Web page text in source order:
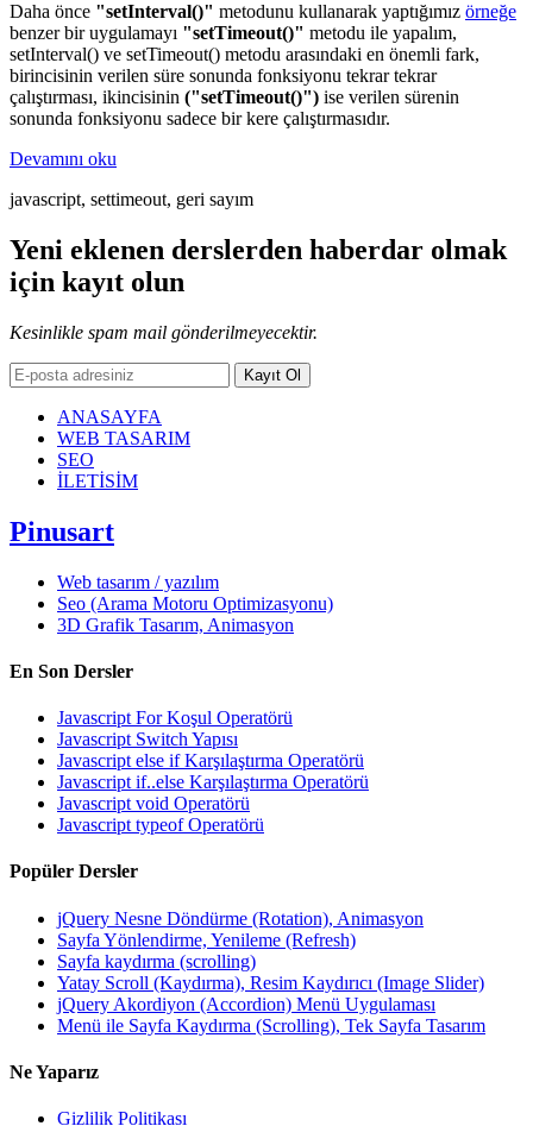
Daha önce "setInterval()" metodunu kullanarak yaptığımız örneğe
benzer bir uygulamayı "setTimeout()" metodu ile yapalım,
setInterval() ve setTimeout() metodu arasındaki en önemli fark,
birincisinin verilen süre sonunda fonksiyonu tekrar tekrar
çalıştırması, ikincisinin ("setTimeout()") ise verilen sürenin
sonunda fonksiyonu sadece bir kere çalıştırmasıdır.
Devamını oku
javascript, settimeout, geri sayım
Yeni eklenen derslerden haberdar olmak
için kayıt olun
Kesinlikle spam mail gönderilmeyecektir.
Kayıt Ol
ANASAYFA
WEB TASARIM
SEO
İLETİSİM
Pinusart
Web tasarım / yazılım
Seo (Arama Motoru Optimizasyonu)
3D Grafik Tasarım, Animasyon
En Son Dersler
Javascript For Koşul Operatörü
Javascript Switch Yapısı
Javascript else if Karşılaştırma Operatörü
Javascript if..else Karşılaştırma Operatörü
Javascript void Operatörü
Javascript typeof Operatörü
Popüler Dersler
jQuery Nesne Döndürme (Rotation), Animasyon
Sayfa Yönlendirme, Yenileme (Refresh)
Sayfa kaydırma (scrolling)
Yatay Scroll (Kaydırma), Resim Kaydırıcı (Image Slider)
jQuery Akordiyon (Accordion) Menü Uygulaması
Menü ile Sayfa Kaydırma (Scrolling), Tek Sayfa Tasarım
Ne Yaparız
Gizlilik Politikası